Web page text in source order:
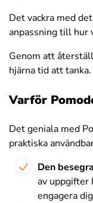
Det vackra med
anpassning till hur
Genom att
hjärna tid att tanka.
Varför
Det geniala med
praktiska
Den
av uppgifter
engagera